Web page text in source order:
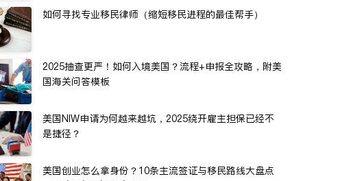
如何寻找专业移民律师（缩短移民进程的最佳帮手）
2025抽查更严！如何入境美国？流程+申报全攻略，附美
国海关问答模板
美国NIW申请为何越来越坑，2025绕开雇主担保已经不
是捷径？
美国创业怎么拿身份？10条主流签证与移民路线大盘点